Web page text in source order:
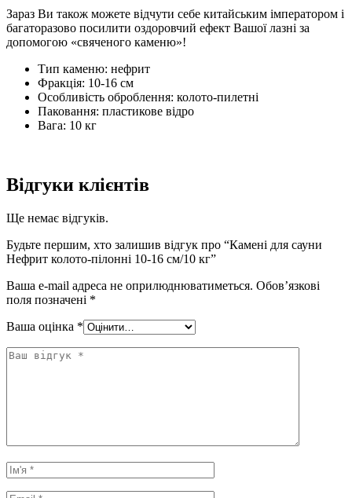
Зараз Ви також можете відчути себе китайським імператором і
багаторазово посилити оздоровчий ефект Вашої лазні за
допомогою «свяченого каменю»!
Тип каменю: нефрит
Фракція: 10-16 см
Особливість оброблення: колото-пилетні
Паковання: пластикове відро
Вага: 10 кг
Відгуки клієнтів
Ще немає відгуків.
Будьте першим, хто залишив відгук про “Камені для сауни
Нефрит колото-пілонні 10-16 см/10 кг”
Ваша e-mail адреса не оприлюднюватиметься. Обов’язкові
поля позначені *
Ваша оцінка *